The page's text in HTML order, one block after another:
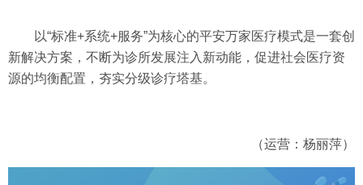
以“标准+系统+服务”为核心的平安万家医疗模式是一套创
新解决方案，不断为诊所发展注入新动能，促进社会医疗资
源的均衡配置，夯实分级诊疗塔基。
（运营：杨丽萍）